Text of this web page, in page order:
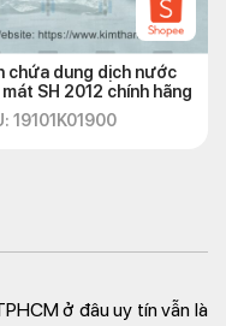
chứa dung dịch nước
mát SH 2012 chính hãng
19101K01900
ở đâu uy tín vẫn là